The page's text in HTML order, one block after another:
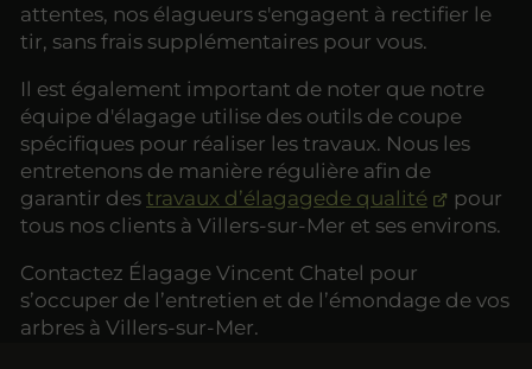
attentes, nos élagueurs s'engagent à rectifier le
tir, sans frais supplémentaires pour vous.
Il est également important de noter que notre
équipe d'élagage utilise des outils de coupe
spécifiques pour réaliser les travaux. Nous les
entretenons de manière régulière afin de
garantir des travaux d’élagagede qualité
pour
tous nos clients à Villers-sur-Mer et ses environs.
Contactez Élagage Vincent Chatel pour
s’occuper de l’entretien et de l’émondage de vos
arbres à Villers-sur-Mer.